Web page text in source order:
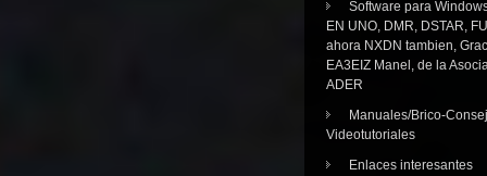
Software para
EN UNO, DMR, DSTAR,
ahora NXDN tambien,
EA3EIZ Manel, de la
ADER
Manuales/Brico-
Videotutoriales
Enlaces interesantes